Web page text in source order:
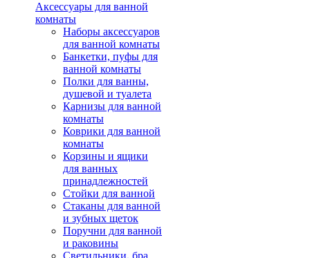
Аксессуары для ванной
комнаты
Наборы аксессуаров
для ванной комнаты
Банкетки, пуфы для
ванной комнаты
Полки для ванны,
душевой и туалета
Карнизы для ванной
комнаты
Коврики для ванной
комнаты
Корзины и ящики
для ванных
принадлежностей
Стойки для ванной
Стаканы для ванной
и зубных щеток
Поручни для ванной
и раковины
Светильники, бра